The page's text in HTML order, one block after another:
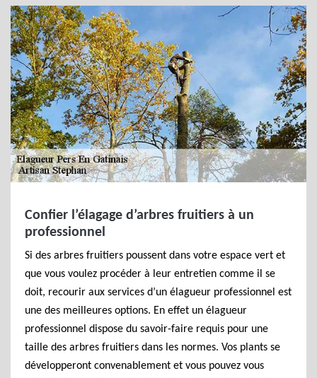
Confier l’élagage d’arbres fruitiers à un
professionnel
Si des arbres fruitiers poussent dans votre espace vert et
que vous voulez procéder à leur entretien comme il se
doit, recourir aux services d’un élagueur professionnel est
une des meilleures options. En effet un élagueur
professionnel dispose du savoir-faire requis pour une
taille des arbres fruitiers dans les normes. Vos plants se
développeront convenablement et vous pouvez vous